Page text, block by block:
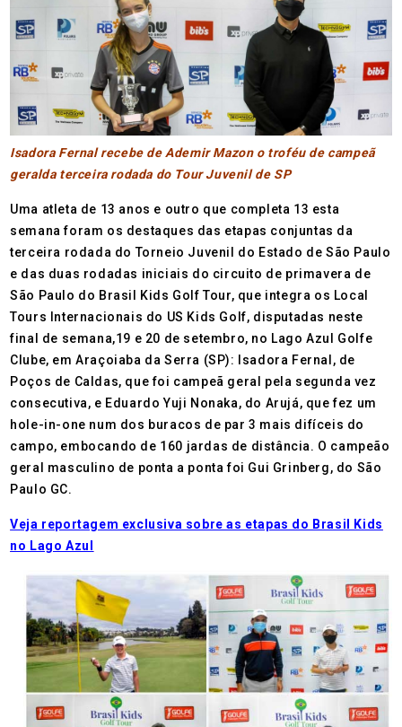
Isadora Fernal recebe de Ademir Mazon o troféu de campeã
geralda terceira rodada do Tour Juvenil de SP
Uma atleta de 13 anos e outro que completa 13 esta
semana foram os destaques das etapas conjuntas da
terceira rodada do Torneio Juvenil do Estado de São Paulo
e das duas rodadas iniciais do circuito de primavera de
São Paulo do Brasil Kids Golf Tour, que integra os Local
Tours Internacionais do US Kids Golf, disputadas neste
final de semana,19 e 20 de setembro, no Lago Azul Golfe
Clube, em Araçoiaba da Serra (SP): Isadora Fernal, de
Poços de Caldas, que foi campeã geral pela segunda vez
consecutiva, e Eduardo Yuji Nonaka, do Arujá, que fez um
hole-in-one num dos buracos de par 3 mais difíceis do
campo, embocando de 160 jardas de distância. O campeão
geral masculino de ponta a ponta foi Gui Grinberg, do São
Paulo GC.
Veja reportagem exclusiva sobre as etapas do Brasil Kids
no Lago Azul